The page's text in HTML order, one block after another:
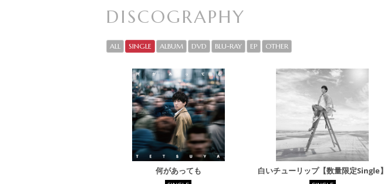
DISCOGRAPHY
ALL SINGLE ALBUM DVD BLU-RAY EP OTHER
何があっても 白いチューリップ【数量限定Single】